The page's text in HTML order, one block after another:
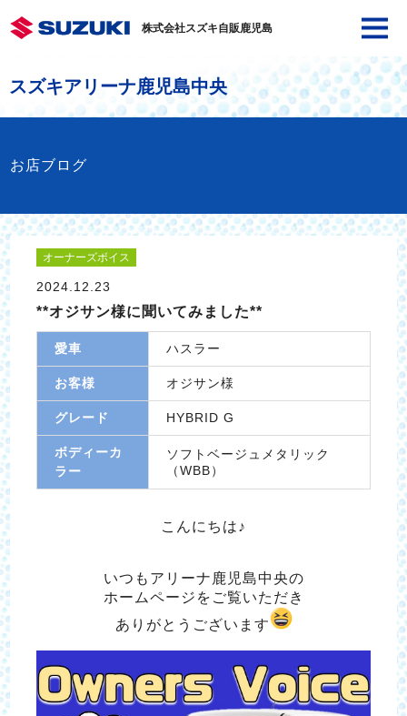
株式会社スズキ自販鹿児島
スズキアリーナ鹿児島中央
お店ブログ
オーナーズボイス
2024.12.23
**オジサン様に聞いてみました**
愛車 ハスラー
お客様 オジサン様
グレード HYBRID G
ボディーカ
ラー
ソフトベージュメタリック
（WBB）
こんにちは♪
いつもアリーナ鹿児島中央の
ホームページをご覧いただき
ありがとうございます